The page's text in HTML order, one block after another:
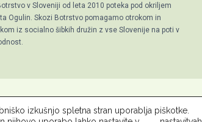
v Sloveniji od leta 2010 poteka pod okriljem
Ogulin. Skozi Botrstvo pomagamo otrokom in
iz socialno šibkih družin z vse Slovenije na poti v
Moste O Botrstvu Novice Kontakt Za osebe
izkušnjo spletna stran uporablja piškotke.